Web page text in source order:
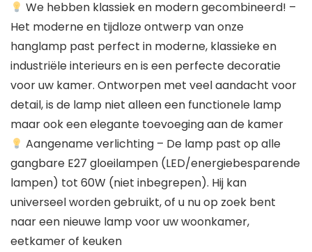
We hebben klassiek en modern gecombineerd! –
Het moderne en tijdloze ontwerp van onze
hanglamp past perfect in moderne, klassieke en
industriële interieurs en is een perfecte decoratie
voor uw kamer. Ontworpen met veel aandacht voor
detail, is de lamp niet alleen een functionele lamp
maar ook een elegante toevoeging aan de kamer
Aangename verlichting – De lamp past op alle
gangbare E27 gloeilampen (LED/energiebesparende
lampen) tot 60W (niet inbegrepen). Hij kan
universeel worden gebruikt, of u nu op zoek bent
naar een nieuwe lamp voor uw woonkamer,
eetkamer of keuken